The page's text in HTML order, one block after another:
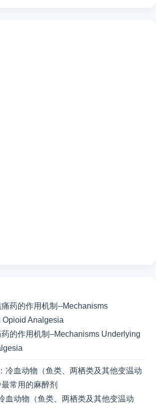
药的作用机制–Mechanisms Underlying
血动物（鱼类、两栖类及其他变温动